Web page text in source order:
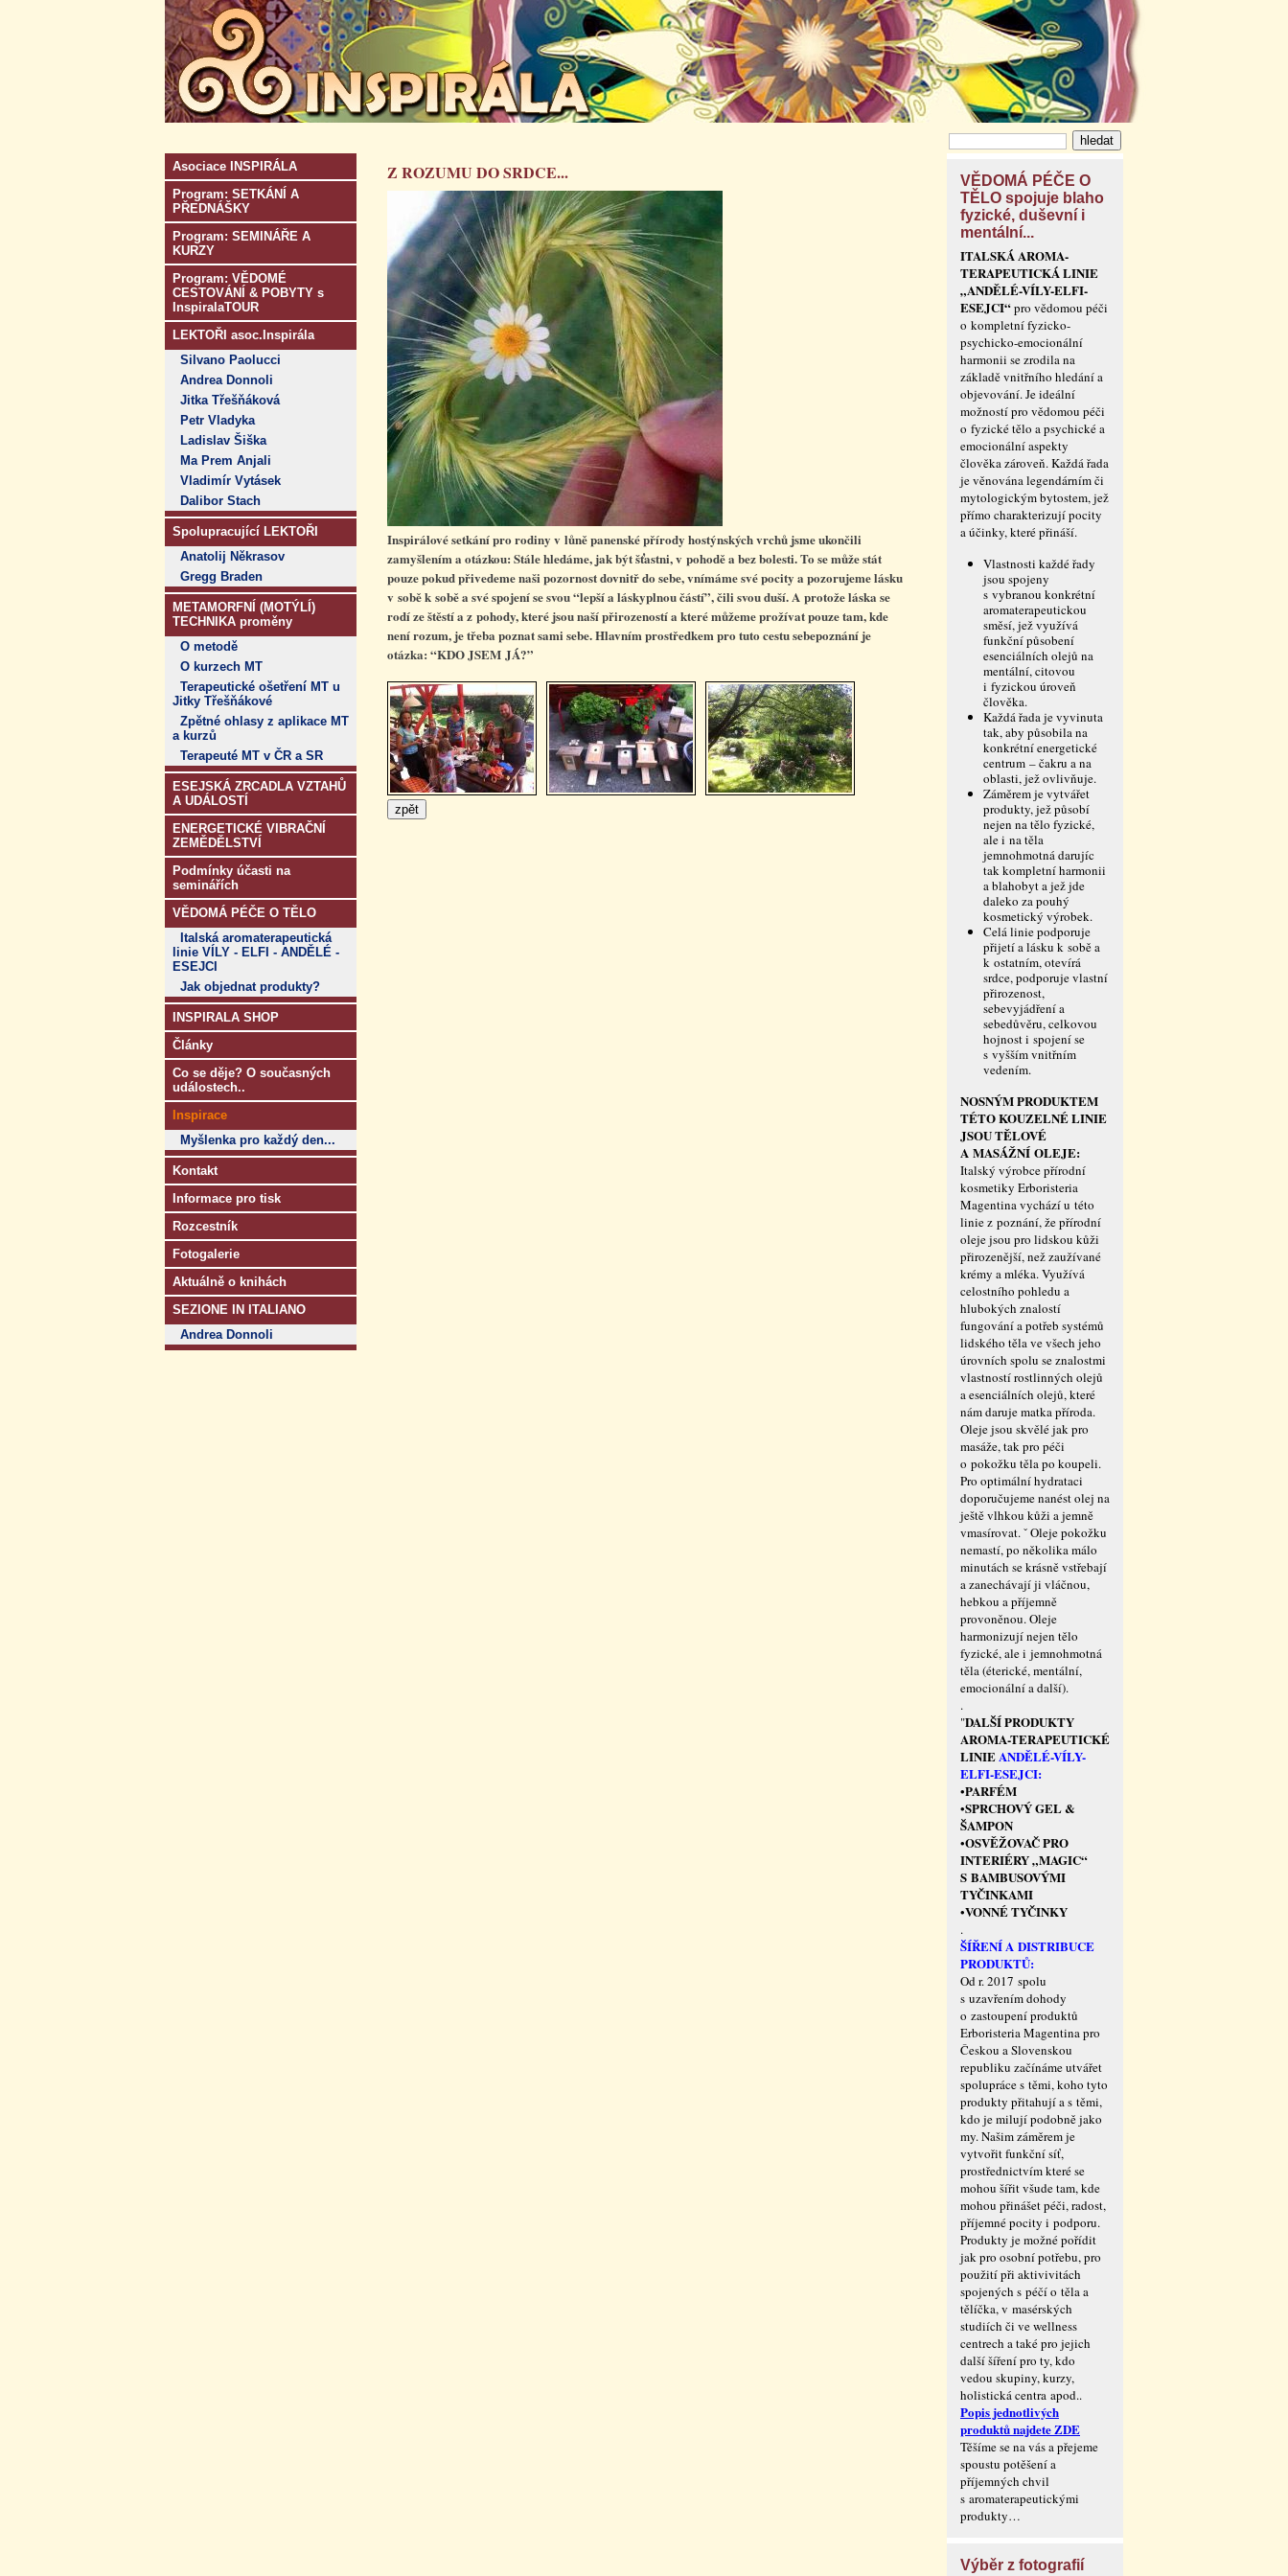
Asociace INSPIRÁLA
Program: SETKÁNÍ A
PŘEDNÁŠKY
Program: SEMINÁŘE A
KURZY
Program: VĚDOMÉ
CESTOVÁNÍ & POBYTY s
InspiralaTOUR
LEKTOŘI asoc.Inspirála
Silvano Paolucci
Andrea Donnoli
Jitka Třešňáková
Petr Vladyka
Ladislav Šiška
Ma Prem Anjali
Vladimír Vytásek
Dalibor Stach
Spolupracující LEKTOŘI
Anatolij Někrasov
Gregg Braden
METAMORFNÍ (MOTÝLÍ)
TECHNIKA proměny
O metodě
O kurzech MT
Terapeutické ošetření MT u
Jitky Třešňákové
Zpětné ohlasy z aplikace MT
a kurzů
Terapeuté MT v ČR a SR
ESEJSKÁ ZRCADLA VZTAHŮ
A UDÁLOSTÍ
ENERGETICKÉ VIBRAČNÍ
ZEMĚDĚLSTVÍ
Podmínky účasti na
seminářích
VĚDOMÁ PÉČE O TĚLO
Italská aromaterapeutická
linie VÍLY - ELFI - ANDĚLÉ -
ESEJCI
Jak objednat produkty?
INSPIRALA SHOP
Články
Co se děje? O současných
událostech..
Inspirace
Myšlenka pro každý den...
Kontakt
Informace pro tisk
Rozcestník
Fotogalerie
Aktuálně o knihách
SEZIONE IN ITALIANO
Andrea Donnoli
Z ROZUMU DO SRDCE...
Inspirálové setkání pro rodiny v lůně panenské přírody hostýnských vrchů jsme ukončili
zamyšlením a otázkou: Stále hledáme, jak být šťastni, v pohodě a bez bolesti. To se může stát
pouze pokud přivedeme naši pozornost dovnitř do sebe, vnímáme své pocity a pozorujeme lásku
v sobě k sobě a své spojení se svou “lepší a láskyplnou částí”, čili svou duší. A protože láska se
rodí ze štěstí a z pohody, které jsou naší přirozeností a které můžeme prožívat pouze tam, kde
není rozum, je třeba poznat sami sebe. Hlavním prostředkem pro tuto cestu sebepoznání je
otázka: “KDO JSEM JÁ?”
VĚDOMÁ PÉČE O
TĚLO spojuje blaho
fyzické, duševní i
mentální...
ITALSKÁ AROMA-
TERAPEUTICKÁ LINIE
„ANDĚLÉ-VÍLY-ELFI-
ESEJCI“pro vědomou péči
o kompletní fyzicko-
psychicko-emocionální
harmonii se zrodila na
základě vnitřního hledání a
objevování. Je ideální
možností pro vědomou péči
o fyzické tělo a psychické a
emocionální aspekty
člověka zároveň. Každá řada
je věnována legendárním či
mytologickým bytostem, jež
přímo charakterizují pocity
a účinky, které přináší.
Vlastnosti každé řady
jsou spojeny
s vybranou konkrétní
aromaterapeutickou
směsí, jež využívá
funkční působení
esenciálních olejů na
mentální, citovou
i fyzickou úroveň
člověka.
Každá řada je vyvinuta
tak, aby působila na
konkrétní energetické
centrum – čakru a na
oblasti, jež ovlivňuje.
Záměrem je vytvářet
produkty, jež působí
nejen na tělo fyzické,
ale i na těla
jemnohmotná darujíc
tak kompletní harmonii
a blahobyt a jež jde
daleko za pouhý
kosmetický výrobek.
Celá linie podporuje
přijetí a lásku k sobě a
k ostatním, otevírá
srdce, podporuje vlastní
přirozenost,
sebevyjádření a
sebedůvěru, celkovou
hojnost i spojení se
s vyšším vnitřním
vedením.
NOSNÝM PRODUKTEM
TÉTO KOUZELNÉ LINIE
JSOU TĚLOVÉ
A MASÁŽNÍ OLEJE:
Italský výrobce přírodní
kosmetiky Erboristeria
Magentina vychází u této
linie z poznání, že přírodní
oleje jsou pro lidskou kůži
přirozenější, než zaužívané
krémy a mléka. Využívá
celostního pohledu a
hlubokých znalostí
fungování a potřeb systémů
lidského těla ve všech jeho
úrovních spolu se znalostmi
vlastností rostlinných olejů
a esenciálních olejů, které
nám daruje matka příroda.
Oleje jsou skvělé jak pro
masáže, tak pro péči
o pokožku těla po koupeli.
Pro optimální hydrataci
doporučujeme nanést olej na
ještě vlhkou kůži a jemně
vmasírovat. ˇ Oleje pokožku
nemastí, po několika málo
minutách se krásně vstřebají
a zanechávají ji vláčnou,
hebkou a příjemně
provoněnou. Oleje
harmonizují nejen tělo
fyzické, ale i jemnohmotná
těla (éterické, mentální,
emocionální a další).
.
"DALŠÍ PRODUKTY
AROMA-TERAPEUTICKÉ
LINIEANDĚLÉ-VÍLY-
ELFI-ESEJCI:
•PARFÉM
•SPRCHOVÝ GEL &
ŠAMPON
•OSVĚŽOVAČ PRO
INTERIÉRY „MAGIC“
S BAMBUSOVÝMI
TYČINKAMI
•VONNÉ TYČINKY
.
ŠÍŘENÍ A DISTRIBUCE
PRODUKTŮ:
Od r. 2017 spolu
s uzavřením dohody
o zastoupení produktů
Erboristeria Magentina pro
Českou a Slovenskou
republiku začínáme utvářet
spolupráce s těmi, koho tyto
produkty přitahují a s těmi,
kdo je milují podobně jako
my. Našim záměrem je
vytvořit funkční síť,
prostřednictvím které se
mohou šířit všude tam, kde
mohou přinášet péči, radost,
příjemné pocity i podporu.
Produkty je možné pořídit
jak pro osobní potřebu, pro
použití při aktivivitách
spojených s péčí o těla a
tělíčka, v masérských
studiích či ve wellness
centrech a také pro jejich
další šíření pro ty, kdo
vedou skupiny, kurzy,
holistická centra apod..
Popis jednotlivých
produktů najdete ZDE
Těšíme se na vás a přejeme
spoustu potěšení a
příjemných chvil
s aromaterape­utickými
produkty…
Výběr z fotografií